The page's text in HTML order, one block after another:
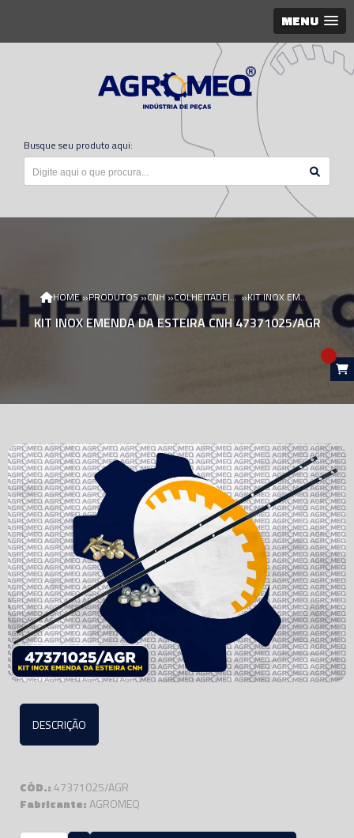
MENU
Busque seu produto aqui:
HOME»PRODUTOS»CNH» COLHEITADEIRA CNH » KIT INOX EMENDA DA ESTEIRA CNH 47371025/AGR
KIT INOX EMENDA DA ESTEIRA CNH 47371025/AGR
DESCRIÇÃO
CÓD.:47371025/AGR
Fabricante:AGROMEQ